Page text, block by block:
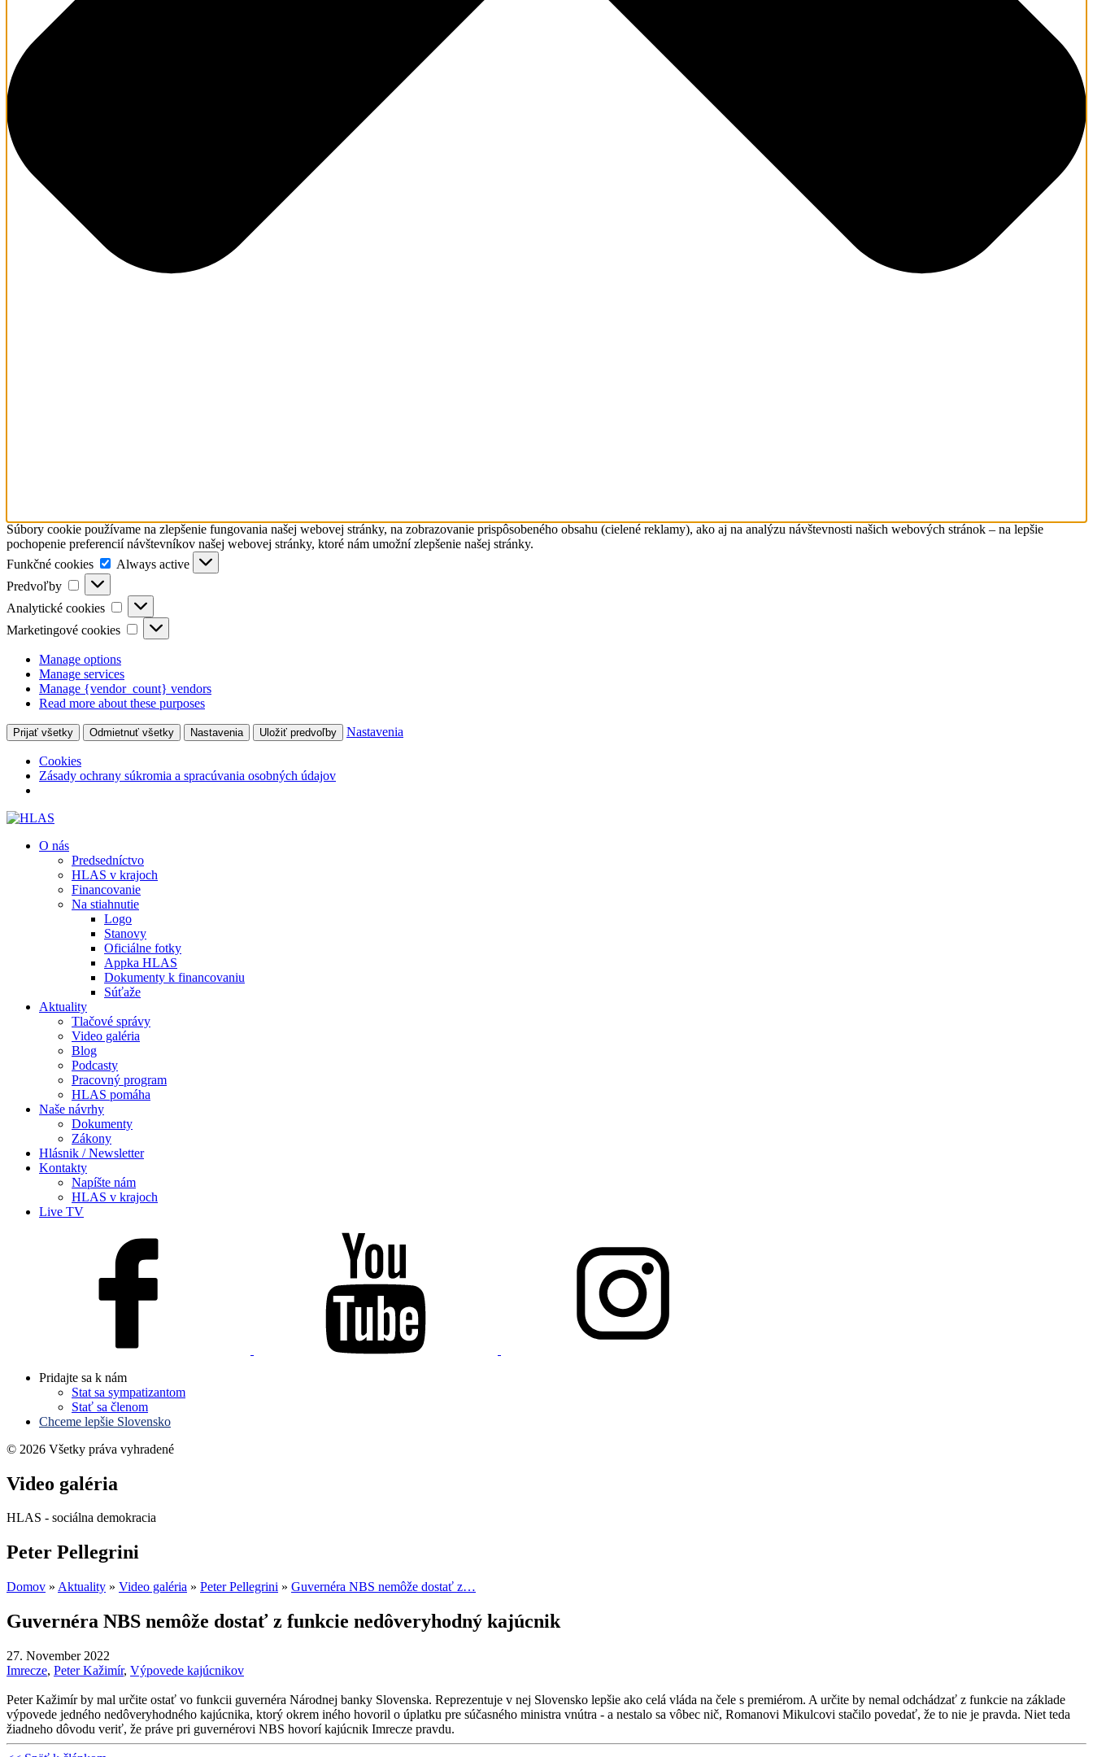
Súbory cookie používame na zlepšenie fungovania našej webovej stránky, na zobrazovanie prispôsobeného obsahu (cielené reklamy), ako aj na analýzu návštevnosti našich webových stránok – na lepšie
pochopenie preferencií návštevníkov našej webovej stránky, ktoré nám umožní zlepšenie našej stránky.
Funkčné cookies
Funkčné
cookies
Always active
Predvoľby
Predvoľby
Analytické cookies
Analytické
cookies
Marketingové cookies
Marketingové
cookies
Manage options
Manage services
Manage {vendor_count} vendors
Read more about these purposes
Prijať všetky Odmietnuť všetky Nastavenia Uložiť predvoľby Nastavenia
Cookies
Zásady ochrany súkromia a spracúvania osobných údajov
O nás
Predsedníctvo
HLAS v krajoch
Financovanie
Na stiahnutie
Logo
Stanovy
Oficiálne fotky
Appka HLAS
Dokumenty k financovaniu
Súťaže
Aktuality
Tlačové správy
Video galéria
Blog
Podcasty
Pracovný program
HLAS pomáha
Naše návrhy
Dokumenty
Zákony
Hlásnik / Newsletter
Kontakty
Napíšte nám
HLAS v krajoch
Live TV
Pridajte sa k nám
Stat sa sympatizantom
Stať sa členom
Chceme lepšie Slovensko
© 2026 Všetky práva vyhradené
Video galéria
HLAS - sociálna demokracia
Peter Pellegrini
Domov » Aktuality » Video galéria » Peter Pellegrini » Guvernéra NBS nemôže dostať z…
Guvernéra NBS nemôže dostať z funkcie nedôveryhodný kajúcnik
27. November 2022
Imrecze, Peter Kažimír, Výpovede kajúcnikov
Peter Kažimír by mal určite ostať vo funkcii guvernéra Národnej banky Slovenska. Reprezentuje v nej Slovensko lepšie ako celá vláda na čele s premiérom. A určite by nemal odchádzať z funkcie na základe
výpovede jedného nedôveryhodného kajúcnika, ktorý okrem iného hovoril o úplatku pre súčasného ministra vnútra - a nestalo sa vôbec nič, Romanovi Mikulcovi stačilo povedať, že to nie je pravda. Niet teda
žiadneho dôvodu veriť, že práve pri guvernérovi NBS hovorí kajúcnik Imrecze pravdu.